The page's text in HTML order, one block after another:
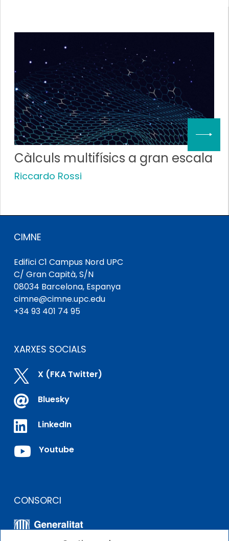
Càlculs multifísics a gran escala
Riccardo Rossi
CIMNE
Edifici C1 Campus Nord UPC
C/ Gran Capità, S/N
08034 Barcelona, ​​Espanya
cimne@cimne.upc.edu
+34 93 401 74 95
XARXES SOCIALS
 X (FKA Twitter)
 Bluesky
 LinkedIn
 Youtube
CONSORCI